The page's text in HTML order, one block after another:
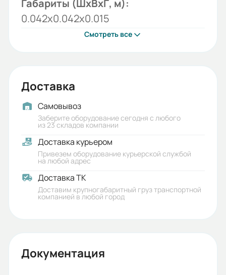
Габариты (ШхВхГ, м):
0.042x0.042x0.015
Смотреть все
Доставка
Самовывоз
Заберите оборудование сегодня с любого
из 23 складов компании
Доставка курьером
Привезем оборудование курьерской службой
на любой адрес
Доставка ТК
Доставим крупногабаритный груз транспортной
компанией в любой город
Документация